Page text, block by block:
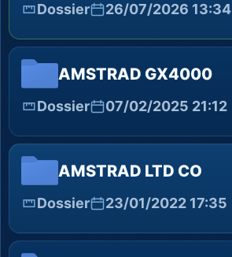
Dossier 26/07/2026 13:34
AMSTRAD GX4000
Dossier 07/02/2025 21:12
AMSTRAD LTD CO
Dossier 23/01/2022 17:35